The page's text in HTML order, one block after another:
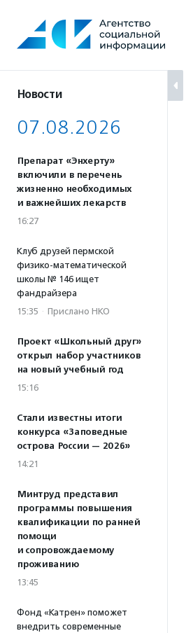
содержанию
Новости
07.08.2026
Препарат «Энхерту»
включили в перечень
жизненно необходимых
и важнейших лекарств
16:27
Клуб друзей пермской
физико-математической
школы № 146 ищет
фандрайзера
15:35 · Прислано НКО
Проект «Школьный друг»
открыл набор участников
на новый учебный год
15:16
Стали известны итоги
конкурса «Заповедные
острова России — 2026»
14:21
Минтруд представил
программы повышения
квалификации по ранней
помощи
и сопровождаемому
проживанию
13:45
Фонд «Катрен» поможет
внедрить современные